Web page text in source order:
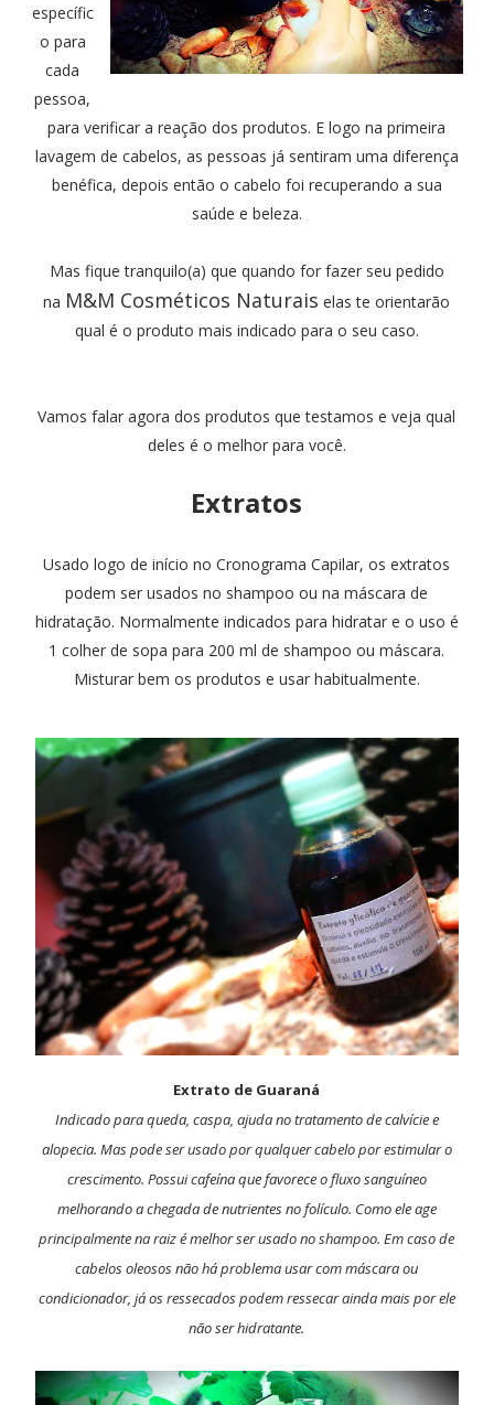
específic
o para
cada
pessoa,
para verificar a reação dos produtos. E logo na primeira
lavagem de cabelos, as pessoas já sentiram uma diferença
benéfica, depois então o cabelo foi recuperando a sua
saúde e beleza.
Mas fique tranquilo(a) que quando for fazer seu pedido
na M&M Cosméticos Naturais elas te orientarão
qual é o produto mais indicado para o seu caso.
Vamos falar agora dos produtos que testamos e veja qual
deles é o melhor para você.
Extratos
Usado logo de início no Cronograma Capilar, os extratos
podem ser usados no shampoo ou na máscara de
hidratação. Normalmente indicados para hidratar e o uso é
1 colher de sopa para 200 ml de shampoo ou máscara.
Misturar bem os produtos e usar habitualmente.
Extrato de Guaraná
Indicado para queda, caspa, ajuda no tratamento de calvície e
alopecia. Mas pode ser usado por qualquer cabelo por estimular o
crescimento. Possui cafeína que favorece o fluxo sanguíneo
melhorando a chegada de nutrientes no folículo. Como ele age
principalmente na raiz é melhor ser usado no shampoo. Em caso de
cabelos oleosos não há problema usar com máscara ou
condicionador, já os ressecados podem ressecar ainda mais por ele
não ser hidratante.